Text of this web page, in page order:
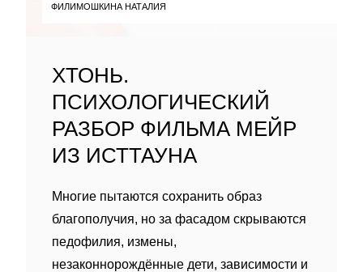
ФИЛИМОШКИНА НАТАЛИЯ
ХТОНЬ.
ПСИХОЛОГИЧЕСКИЙ
РАЗБОР ФИЛЬМА МЕЙР
ИЗ ИСТТАУНА
Многие пытаются сохранить образ
благополучия, но за фасадом скрываются
педофилия, измены,
незаконнорождённые дети, зависимости и